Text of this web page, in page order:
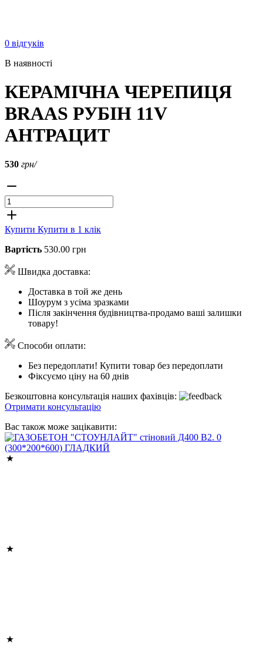
0 відгуків
В наявності
КЕРАМІЧНА ЧЕРЕПИЦЯ
BRAAS РУБІН 11V
АНТРАЦИТ
530 грн/
Купити Купити в 1 клік
Вартість 530.00 грн
Швидка доставка:
Доставка в той же день
Шоурум з усіма зразками
Після закінчення будівництва-продамо ваші залишки
товару!
Способи оплати:
Без передоплати! Купити товар без передоплати
Фіксуємо ціну на 60 днів
Безкоштовна консультація наших фахівців:
Отримати консультацію
Вас також може зацікавити: